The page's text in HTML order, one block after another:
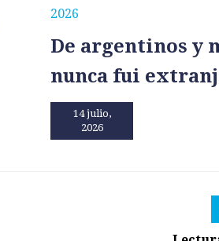
2026
De argentinos y
nunca fui
14 julio,
2026